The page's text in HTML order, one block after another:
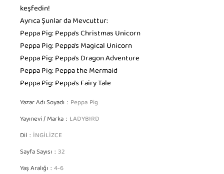
keşfedin!
Ayrıca Şunlar da Mevcuttur:
Peppa Pig: Peppa's Christmas Unicorn
Peppa Pig: Peppa's Magical Unicorn
Peppa Pig: Peppa's Dragon Adventure
Peppa Pig: Peppa the Mermaid
Peppa Pig: Peppa's Fairy Tale
Yazar Adı Soyadı Peppa Pig
Yayınevi / Marka LADYBIRD
Dil İNGİLİZCE
Sayfa Sayısı 32
Yaş Aralığı 4-6